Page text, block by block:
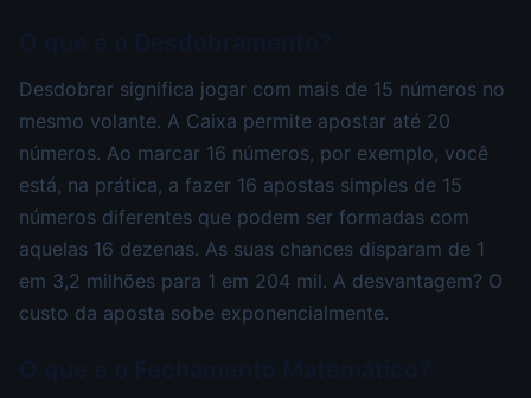
Desdobrar significa jogar com mais de 15 números no
mesmo volante. A Caixa permite apostar até 20
números. Ao marcar 16 números, por exemplo, você
está, na prática, a fazer 16 apostas simples de 15
números diferentes que podem ser formadas com
aquelas 16 dezenas. As suas chances disparam de 1
em 3,2 milhões para 1 em 204 mil. A desvantagem? O
custo da aposta sobe exponencialmente.